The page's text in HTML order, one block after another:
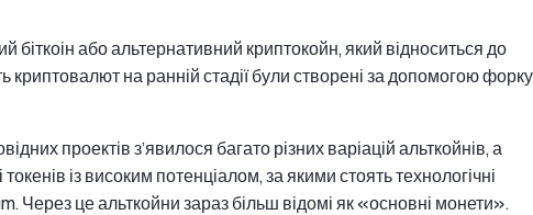
біткоін або альтернативний криптокойн, який відноситься до
криптовалют на ранній стадії були створені за допомогою форку
проектів з’явилося багато різних варіацій альткойнів, а
із високим потенціалом, за якими стоять технологічні
Через це альткойни зараз більш відомі як «основні монети».